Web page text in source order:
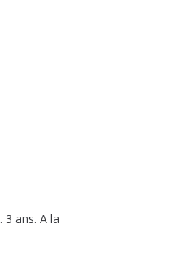
. 3 ans. A la